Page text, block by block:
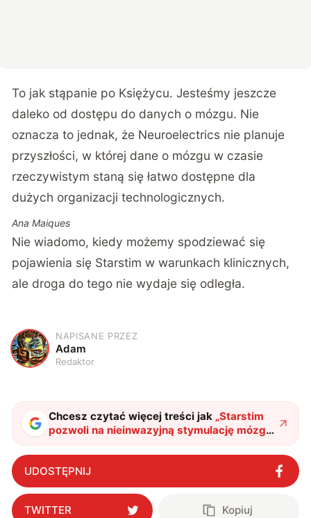
To jak stąpanie po Księżycu. Jesteśmy jeszcze
daleko od dostępu do danych o mózgu. Nie
oznacza to jednak, że Neuroelectrics nie planuje
przyszłości, w której dane o mózgu w czasie
rzeczywistym staną się łatwo dostępne dla
dużych organizacji technologicznych.
Ana Maiques
Nie wiadomo, kiedy możemy spodziewać się
pojawienia się Starstim w warunkach klinicznych,
ale droga do tego nie wydaje się odległa.
A
NAPISANE PRZEZ
Adam
Redaktor
Chcesz czytać więcej treści jak „Starstim
pozwoli na nieinwazyjną stymulację mózgu.
Lepszy od Neuralink?"?
UDOSTĘPNIJ
TWITTER Kopiuj